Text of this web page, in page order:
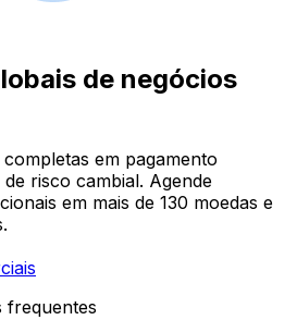
de negócios
em pagamento
risco cambial. Agende
em mais de 130 moedas e
frequentes